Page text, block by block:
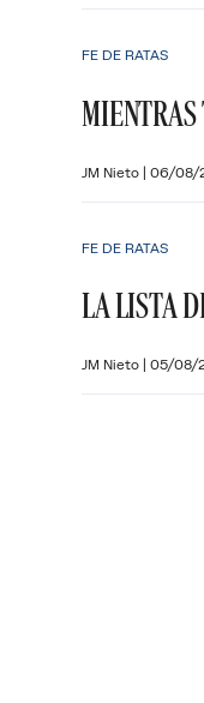
FE DE RATAS
MIENTRAS
JM Nieto | 06/08/
FE DE RATAS
LA LISTA
JM Nieto | 05/08/